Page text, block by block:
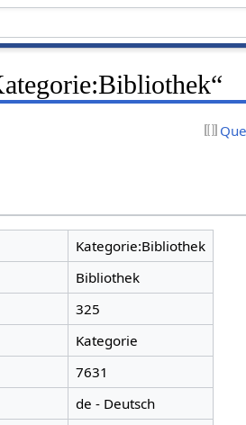
Kategorie:Bibliothek
Bibliothek
325
Kategorie
7631
de - Deutsch